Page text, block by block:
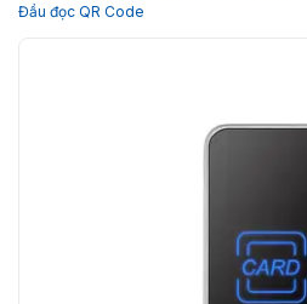
Đầu đọc QR Code